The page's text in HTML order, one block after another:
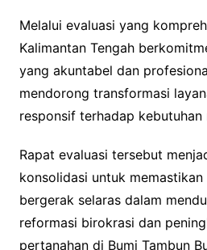
Melalui evaluasi yang
Kalimantan Tengah
yang akuntabel dan
mendorong transformasi
responsif terhadap kebutuhan
Rapat evaluasi tersebut
konsolidasi untuk memastikan
bergerak selaras dalam
reformasi birokrasi dan
pertanahan di Bumi Tambun